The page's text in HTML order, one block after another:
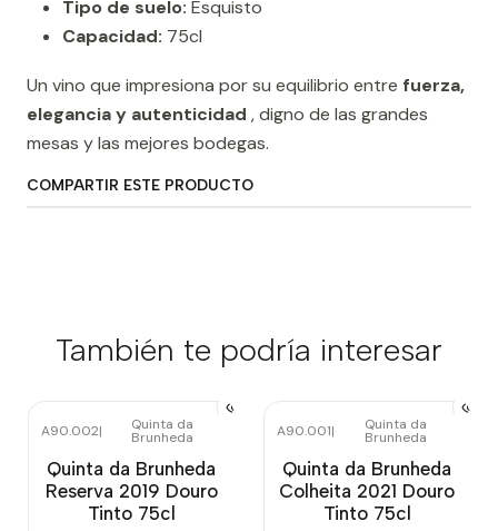
Tipo de suelo: Esquisto
Capacidad: 75cl
Un vino que impresiona por su equilibrio entre fuerza,
elegancia y autenticidad , digno de las grandes
mesas y las mejores bodegas.
COMPARTIR ESTE PRODUCTO
También te podría interesar
A90.002| Quinta da
Brunheda
Quinta da Brunheda
Reserva 2019 Douro
Tinto 75cl
A90.001| Quinta da
Brunheda
Quinta da Brunheda
Colheita 2021 Douro
Tinto 75cl